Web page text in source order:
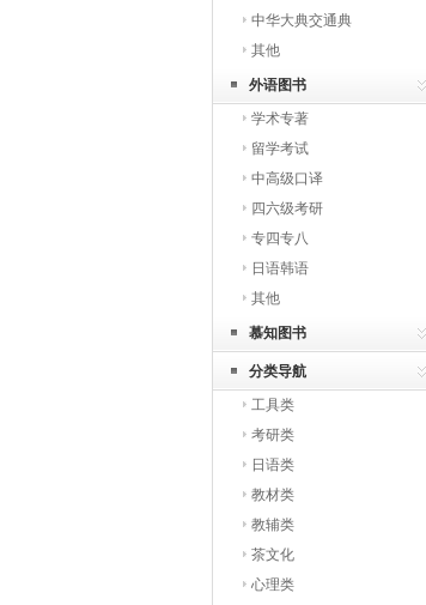
中华大典交通典
其他
外语图书
学术专著
留学考试
中高级口译
四六级考研
专四专八
日语韩语
其他
慕知图书
分类导航
工具类
考研类
日语类
教材类
教辅类
茶文化
心理类